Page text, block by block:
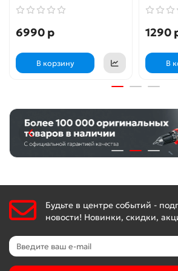
Основное: основной и дополнительный
помещениях.
Сфера применения
Обогреватели оптимально подходят
жилых помещений, квартир, дач,
кафе, баров, ресторанов, гостиниц и
Отличительные особенности
Ультратонкие стеклянные
корпуса всего 10 мм
6990 р
В корзину
1290
В
Будьте в центре событий -
новости! Новинки, скидки,